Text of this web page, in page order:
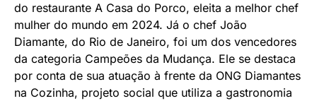
do restaurante A Casa do Porco, eleita a melhor chef
mulher do mundo em 2024. Já o chef João
Diamante, do Rio de Janeiro, foi um dos vencedores
da categoria Campeões da Mudança. Ele se destaca
por conta de sua atuação à frente da ONG Diamantes
na Cozinha, projeto social que utiliza a gastronomia